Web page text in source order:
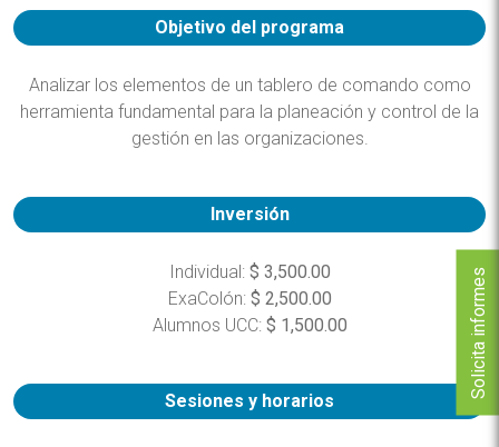
Solicita informes
Objetivo del programa
Analizar los elementos de un tablero de comando como
herramienta fundamental para la planeación y control de la
gestión en las organizaciones.
Inversión
Individual: $ 3,500.00
ExaColón: $ 2,500.00
Alumnos UCC: $ 1,500.00
Sesiones y horarios